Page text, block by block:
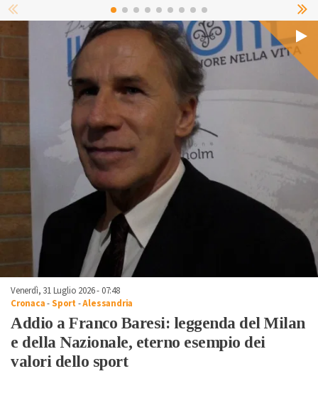
Venerdì, 31 Luglio 2026 - 07:48
Cronaca-Sport -Alessandria
Addio a Franco Baresi: leggenda del Milan
e della Nazionale, eterno esempio dei
valori dello sport